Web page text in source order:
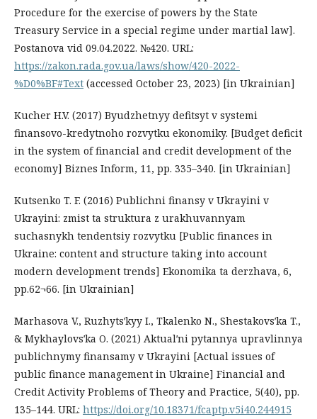
Procedure for the exercise of powers by the State
Treasury Service in a special regime under martial law].
Postanova vid 09.04.2022. №420. URL:
https://zakon.rada.gov.ua/laws/show/420-2022-
%D0%BF#Text (accessed October 23, 2023) [in Ukrainian]
Kucher H.V. (2017) Byudzhetnyy defitsyt v systemi
finansovo-kredytnoho rozvytku ekonomiky. [Budget deficit
in the system of financial and credit development of the
economy] Biznes Inform, 11, pp. 335–340. [in Ukrainian]
Kutsenko T. F. (2016) Publichni finansy v Ukrayini v
Ukrayini: zmist ta struktura z urakhuvannyam
suchasnykh tendentsiy rozvytku [Public finances in
Ukraine: content and structure taking into account
modern development trends] Ekonomika ta derzhava, 6,
pp.62¬66. [in Ukrainian]
Marhasova V., Ruzhytsʹkyy I., Tkalenko N., Shestakovsʹka T.,
& Mykhaylovsʹka O. (2021) Aktualʹni pytannya upravlinnya
publichnymy finansamy v Ukrayini [Actual issues of
public finance management in Ukraine] Financial and
Credit Activity Problems of Theory and Practice, 5(40), pp.
135–144. URL: https://doi.org/10.18371/fcaptp.v5i40.244915